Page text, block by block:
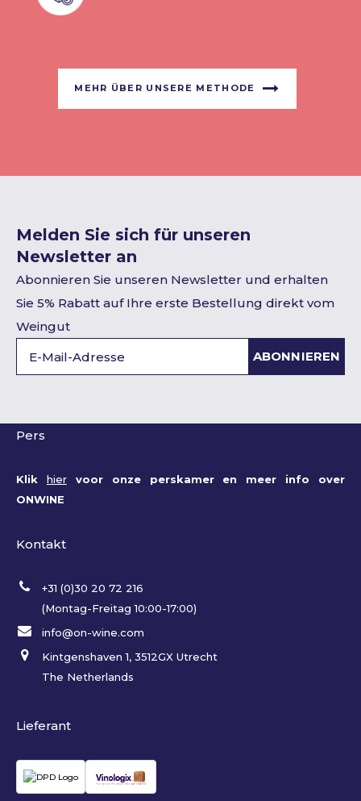
MEHR ÜBER UNSERE METHODE
Melden Sie sich für unseren
Newsletter an
Abonnieren Sie unseren Newsletter und erhalten
Sie 5% Rabatt auf Ihre erste Bestellung direkt vom
Weingut
ABONNIEREN
Pers
Klik hiervoor onze perskamer en meer info over
ONWINE
Kontakt
+31 (0)30 20 72 216
(Montag-Freitag 10:00-17:00)
info@on-wine.com
Kintgenshaven 1, 3512GX Utrecht
The Netherlands
Lieferant